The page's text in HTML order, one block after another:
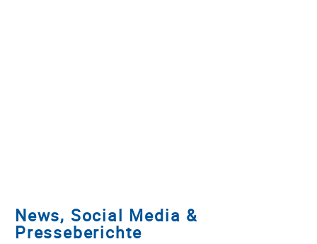
News, Social Media &
Presseberichte